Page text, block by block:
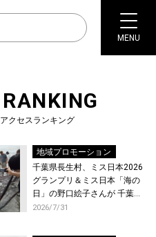
MENU
RANKING
アクセスランキング
地域プロモーション
千葉県長生村、ミス日本2026
グランプリ＆ミス日本「海の
日」の野口絵子さんが 千葉県
唯一の村・長生村で地引網を
2026/7/31